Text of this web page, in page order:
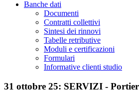
Banche dati
Documenti
Contratti collettivi
Sintesi dei rinnovi
Tabelle retributive
Moduli e certificazioni
Formulari
Informative clienti studio
31 ottobre 25: SERVIZI -